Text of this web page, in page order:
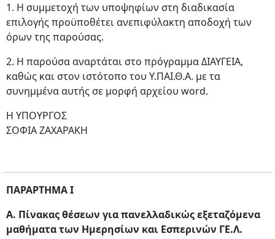
1. Η συμμετοχή των υποψηφίων στη διαδικασία
επιλογής προϋποθέτει ανεπιφύλακτη αποδοχή των
όρων της παρούσας.
2. Η παρούσα αναρτάται στο πρόγραμμα ΔΙΑΥΓΕΙΑ,
καθώς και στον ιστότοπο του Υ.ΠΑΙ.Θ.Α. με τα
συνημμένα αυτής σε μορφή αρχείου word.
Η ΥΠΟΥΡΓΟΣ
ΣΟΦΙΑ ΖΑΧΑΡΑΚΗ
ΠΑΡΑΡΤΗΜΑ Ι
Α. Πίνακας θέσεων για πανελλαδικώς εξεταζόμενα
μαθήματα των Ημερησίων και Εσπερινών ΓΕ.Λ.